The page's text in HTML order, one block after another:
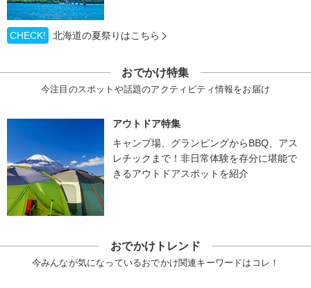
CHECK! 北海道の夏祭りはこちら
おでかけ特集
今注目のスポットや話題のアクティビティ情報をお届け
アウトドア特集
キャンプ場、グランピングからBBQ、アス
レチックまで！非日常体験を存分に堪能で
きるアウトドアスポットを紹介
おでかけトレンド
今みんなが気になっているおでかけ関連キーワードはコレ！